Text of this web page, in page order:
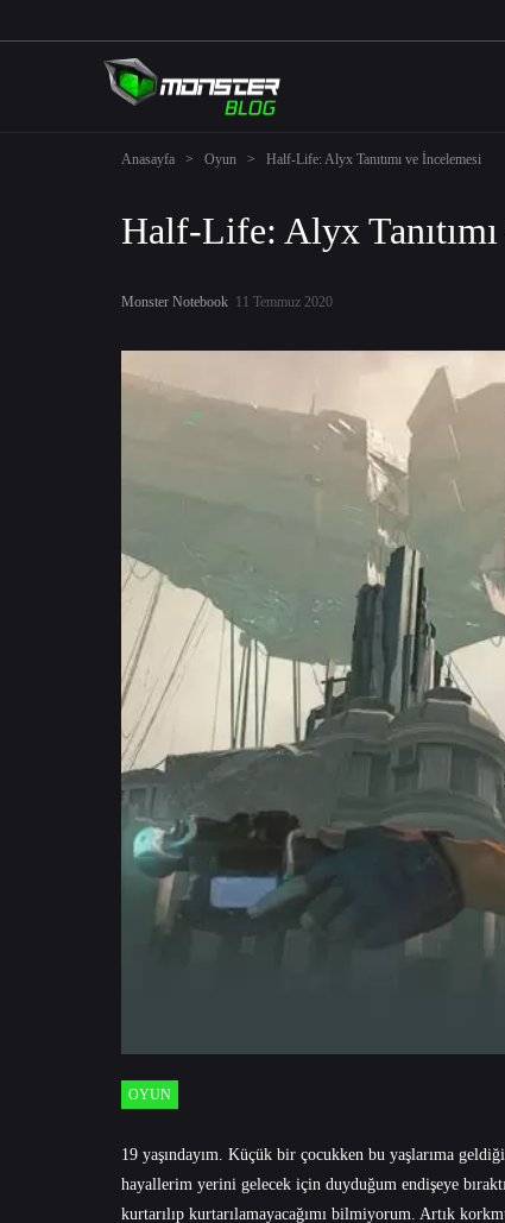
Anasayfa > Oyun > Half-Life: Alyx Tanıtımı ve İncelemesi
Half-Life: Alyx
Monster Notebook 11 Temmuz 2020
OYUN
19 yaşındayım. Küçük bir çocukken bu yaşlarıma
hayallerim yerini gelecek için duyduğum endişeye
kurtarılıp kurtarılamayacağımı bilmiyorum. Artık